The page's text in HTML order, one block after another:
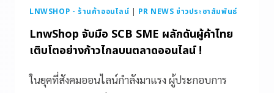
LNWSHOP - ร้านค้าออนไลน์ PR NEWS ข่าวประชาสัมพันธ์
LnwShop จับมือ SCB SME ผลักดันผู้ค้าไทย
เติบโตอย่างก้าวไกลบนตลาดออนไลน์ !
ในยุคที่สังคมออนไลน์กำลังมาแรง ผู้ประกอบการ